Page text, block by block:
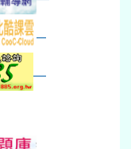
下午-校務會議14:00-
八九年級返校8-9
防災演練工作分配及...
3
明會...
幹部訓練
七年級新生健檢
超額比序暨免試入學...